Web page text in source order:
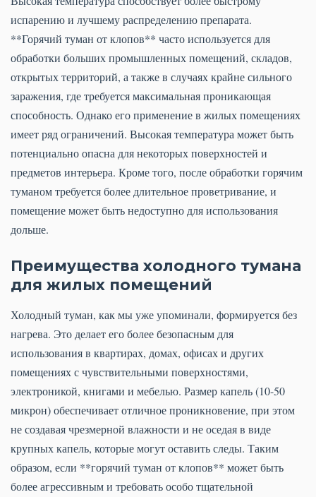
испарению и лучшему распределению препарата.
**Горячий туман от клопов** часто используется для
обработки больших промышленных помещений, складов,
открытых территорий, а также в случаях крайне сильного
заражения, где требуется максимальная проникающая
способность. Однако его применение в жилых помещениях
имеет ряд ограничений. Высокая температура может быть
потенциально опасна для некоторых поверхностей и
предметов интерьера. Кроме того, после обработки горячим
туманом требуется более длительное проветривание, и
помещение может быть недоступно для использования
дольше.
Преимущества холодного тумана
для жилых помещений
Холодный туман, как мы уже упоминали, формируется без
нагрева. Это делает его более безопасным для
использования в квартирах, домах, офисах и других
помещениях с чувствительными поверхностями,
электроникой, книгами и мебелью. Размер капель (10-50
микрон) обеспечивает отличное проникновение, при этом
не создавая чрезмерной влажности и не оседая в виде
крупных капель, которые могут оставить следы. Таким
образом, если **горячий туман от клопов** может быть
более агрессивным и требовать особо тщательной